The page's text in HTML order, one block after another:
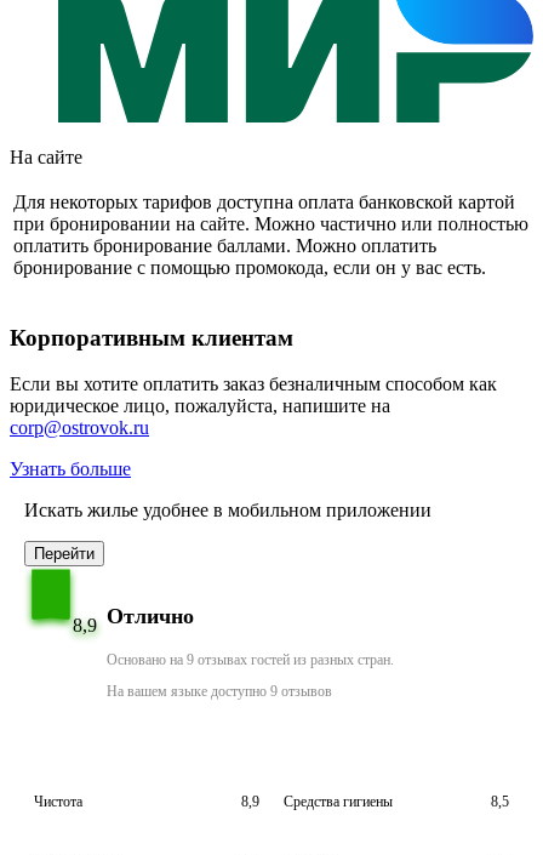
На сайте
Для некоторых тарифов доступна оплата банковской картой
при бронировании на сайте. Можно частично или полностью
оплатить бронирование баллами. Можно оплатить
бронирование с помощью промокода, если он у вас есть.
Корпоративным клиентам
Если вы хотите оплатить заказ безналичным способом как
юридическое лицо, пожалуйста, напишите на
corp@ostrovok.ru
Узнать больше
Искать жилье удобнее в мобильном приложении
Перейти
8,9 Отлично
Основано на 9 отзывах гостей из разных стран.
На вашем языке доступно 9 отзывов
Чистота 8,9 Средства гигиены 8,5